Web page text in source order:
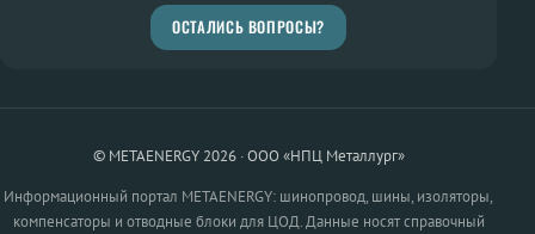
ОСТАЛИСЬ ВОПРОСЫ?
© METAENERGY 2026 · ООО «НПЦ Металлург»
Информационный портал METAENERGY: шинопровод, шины, изоляторы,
компенсаторы и отводные блоки для ЦОД. Данные носят справочный